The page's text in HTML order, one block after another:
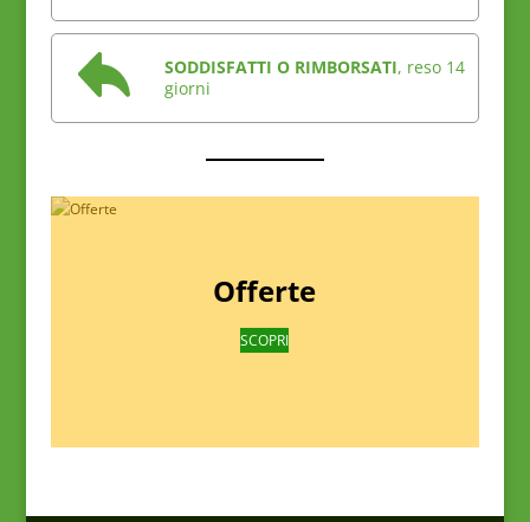
SODDISFATTI O RIMBORSATI, reso 14
giorni
Offerte
SCOPRI